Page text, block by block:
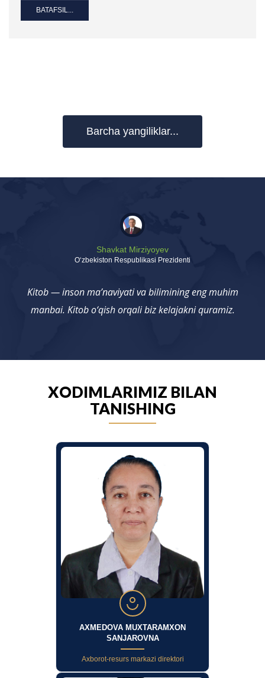
BATAFSIL...
Barcha yangiliklar...
Shavkat Mirziyoyev
Oʻzbekiston Respublikasi Prezidenti
Kitob — inson ma’naviyati va bilimining eng muhim
manbai. Kitob o‘qish orqali biz kelajakni quramiz.
XODIMLARIMIZ BILAN
TANISHING
AXMEDOVA MUXTARAMXON
SANJAROVNA
Axborot-resurs markazi direktori